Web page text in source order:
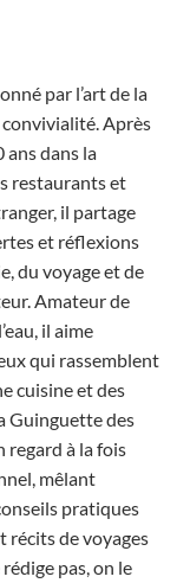
par l’art de la
Après
dans la
restaurants et
il partage
et réflexions
du voyage et de
Amateur de
il aime
qui rassemblent
cuisine et des
Guinguette des
regard à la fois
mêlant
pratiques
récits de voyages
pas, on le